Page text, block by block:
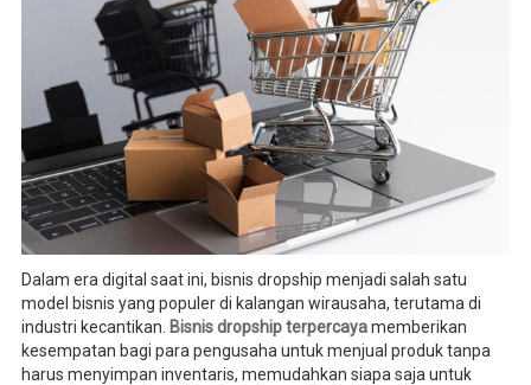
Dalam era digital saat ini, bisnis dropship menjadi salah satu
model bisnis yang populer di kalangan wirausaha, terutama di
industri kecantikan. Bisnis dropship terpercayamemberikan
kesempatan bagi para pengusaha untuk menjual produk tanpa
harus menyimpan inventaris, memudahkan siapa saja untuk